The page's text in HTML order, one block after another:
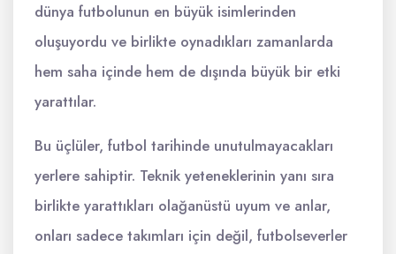
dünya futbolunun en büyük isimlerinden
oluşuyordu ve birlikte oynadıkları zamanlarda
hem saha içinde hem de dışında büyük bir etki
yarattılar.
Bu üçlüler, futbol tarihinde unutulmayacakları
yerlere sahiptir. Teknik yeteneklerinin yanı sıra
birlikte yarattıkları olağanüstü uyum ve anlar,
onları sadece takımları için değil, futbolseverler